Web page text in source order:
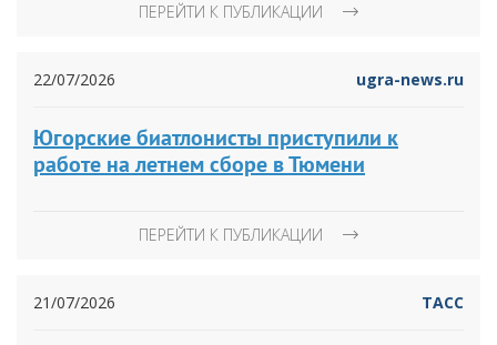
ПЕРЕЙТИ К ПУБЛИКАЦИИ
22/07/2026 ugra-news.ru
Югорские биатлонисты приступили к
работе на летнем сборе в Тюмени
ПЕРЕЙТИ К ПУБЛИКАЦИИ
21/07/2026 ТАСС